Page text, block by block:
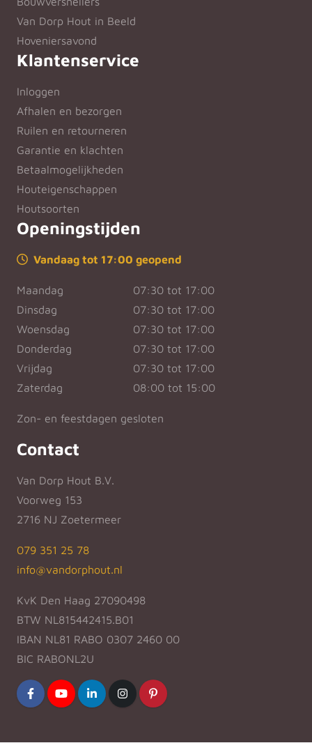
Van Dorp Hout in Beeld
Hoveniersavond
Klantenservice
Inloggen
Afhalen en bezorgen
Ruilen en retourneren
Garantie en klachten
Betaalmogelijkheden
Houteigenschappen
Houtsoorten
Openingstijden
Vandaag tot 17:00 geopend
Maandag
07:30 tot 17:00
Dinsdag
07:30 tot 17:00
Woensdag
07:30 tot 17:00
Donderdag
07:30 tot 17:00
Vrijdag
07:30 tot 17:00
Zaterdag
08:00 tot 15:00
Zon- en feestdagen gesloten
Contact
Van Dorp Hout B.V.
Voorweg 153
2716 NJ Zoetermeer
079 351 25 78
info@vandorphout.nl
KvK Den Haag 27090498
BTW NL815442415.B01
IBAN NL81 RABO 0307 2460 00
BIC RABONL2U